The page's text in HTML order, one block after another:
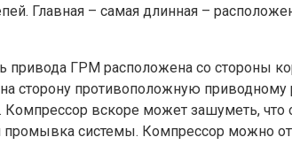
Главная – самая длинная –
привода ГРМ расположена со стороны
сторону противоположную
вскоре может зашуметь, что
системы. Компрессор можно